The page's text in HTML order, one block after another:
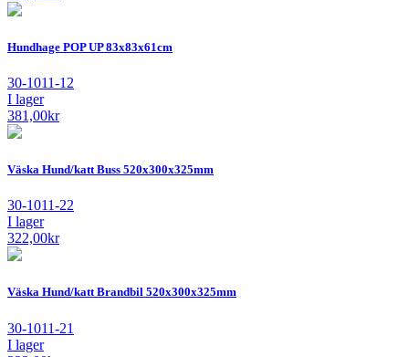
Hundhage POP UP 83x83x61cm
30-1011-12
I lager
381,00kr
Väska Hund/katt Buss 520x300x325mm
30-1011-22
I lager
322,00kr
Väska Hund/katt Brandbil 520x300x325mm
30-1011-21
I lager